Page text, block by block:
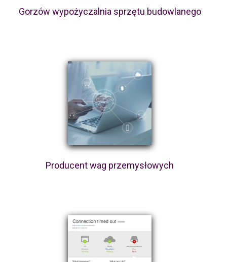
Gorzów wypożyczalnia sprzętu budowlanego
Producent wag przemysłowych